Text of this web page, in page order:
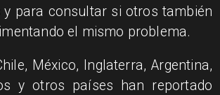
y para consultar si otros también
el mismo problema.
México, Inglaterra, Argentina,
y otros países han reportado